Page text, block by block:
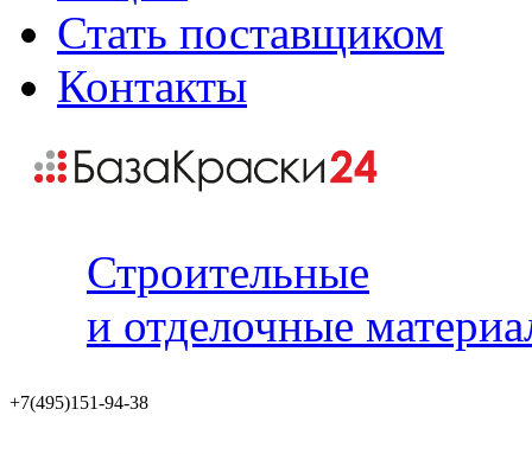
Стать поставщиком
Контакты
Строительные
и отделочные
+7(495)151-94-38